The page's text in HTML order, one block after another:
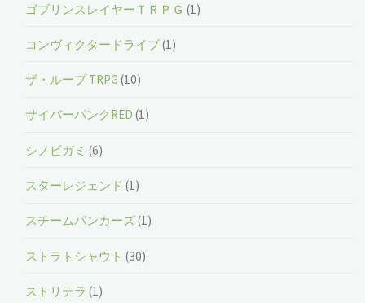
ゴブリンスレイヤーＴＲＰＧ (1)
コンヴィクタードライブ(1)
ザ・ループ TRPG (10)
サイバーパンクRED (1)
シノビガミ (6)
スターレジェンド (1)
スチームパンカーズ(1)
ストラトシャウト (30)
ストリテラ (1)